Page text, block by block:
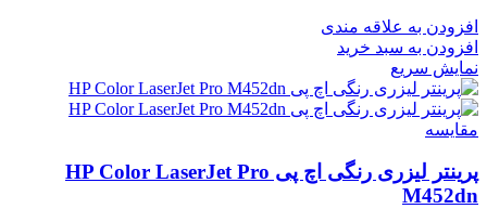
افزودن به علاقه مندی
افزودن به سبد خرید
نمایش سریع
مقايسه
پرینتر لیزری رنگی اچ پی HP Color LaserJet Pro
M452dn